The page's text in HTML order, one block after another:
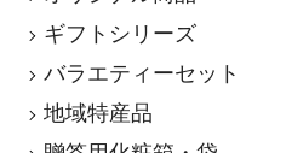
ギフトシリーズ
バラエティーセット
地域特産品